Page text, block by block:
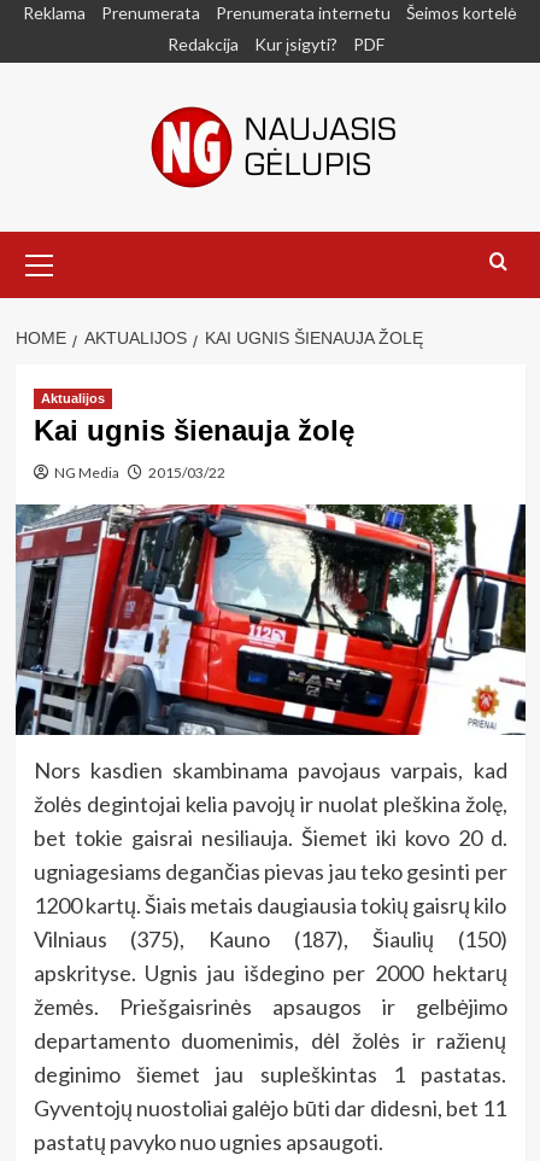
SkipReklama Prenumerata Prenumerata internetu
Šeimos kortelė
Redakcija
Kur įsigyti? PDF
Menu
HOME AKTUALIJOS KAI UGNIS ŠIENAUJA ŽOLĘ
Aktualijos
Kai ugnis šienauja žolę
NG Media 2015/03/22
Nors kasdien skambinama pavojaus varpais, kad
žolės degintojai kelia pavojų ir nuolat pleškina žolę,
bet tokie gaisrai nesiliauja. Šiemet iki kovo 20 d.
ugniagesiams degančias pievas jau teko gesinti per
1200 kartų. Šiais metais daugiausia tokių gaisrų kilo
Vilniaus (375), Kauno (187), Šiaulių (150)
apskrityse. Ugnis jau išdegino per 2000 hektarų
žemės. Priešgaisrinės apsaugos ir gelbėjimo
departamento duomenimis, dėl žolės ir ražienų
deginimo šiemet jau supleškintas 1 pastatas.
Gyventojų nuostoliai galėjo būti dar didesni, bet 11
pastatų pavyko nuo ugnies apsaugoti.